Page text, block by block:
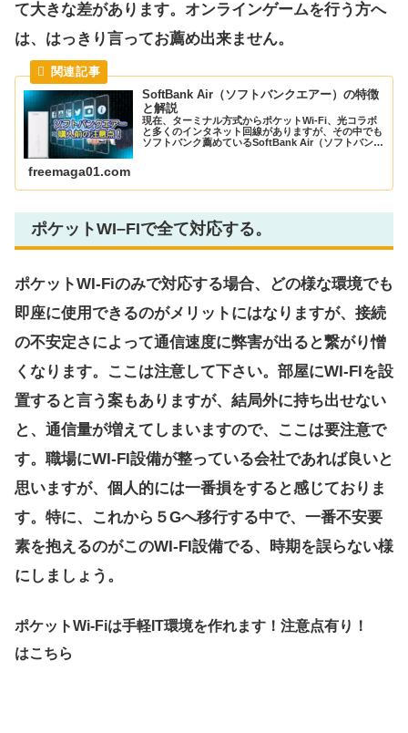
て大きな差があります。オンラインゲームを行う方へ
は、はっきり言ってお薦め出来ません。
SoftBank Air（ソフトバンクエアー）の特徴
と解説
現在、ターミナル方式からポケットWi-Fi、光コラボ
と多くのインタネット回線がありますが、その中でも
ソフトバンク薦めているSoftBank Air（ソフトバンク
freemaga01.com
ポケットWI–FIで全て対応する。
ポケットWI-Fiのみで対応する場合、どの様な環境でも
即座に使用できるのがメリットにはなりますが、接続
の不安定さによって通信速度に弊害が出ると繋がり憎
くなります。ここは注意して下さい。部屋にWI-FIを設
置すると言う案もありますが、結局外に持ち出せない
と、通信量が増えてしまいますので、ここは要注意で
す。職場にWI-FI設備が整っている会社であれば良いと
思いますが、個人的には一番損をすると感じておりま
す。特に、これから５Gへ移行する中で、一番不安要
素を抱えるのがこのWI-FI設備でる、時期を誤らない様
にしましょう。
ポケットWi-Fiは手軽IT環境を作れます！注意点有り！
はこちら